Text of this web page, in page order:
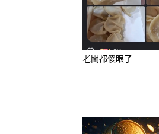
老闆都傻眼了